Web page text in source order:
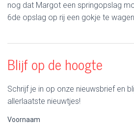
nog dat Margot een springopslag
6de opslag op rij een gokje te
Blijf op de hoogte
Schrijf je in op onze nieuwsbrief en
allerlaatste nieuwtjes!
Voornaam